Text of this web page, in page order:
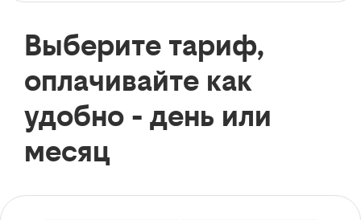
Выберите тариф,
оплачивайте как
удобно - день или
месяц